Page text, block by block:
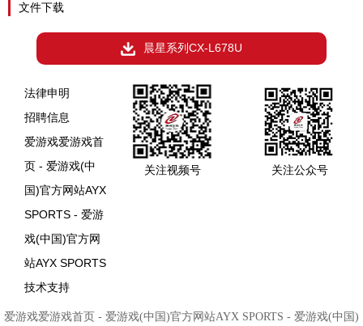
文件下载
晨星系列CX-L678U
法律申明
招聘信息
爱游戏爱游戏首
页 - 爱游戏(中
国)官方网站AYX
SPORTS - 爱游
戏(中国)官方网
站AYX SPORTS
技术支持
关注视频号 关注公众号
爱游戏爱游戏首页 - 爱游戏(中国)官方网站AYX SPORTS - 爱游戏(中国)